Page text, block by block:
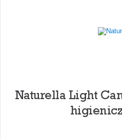
Naturella Light